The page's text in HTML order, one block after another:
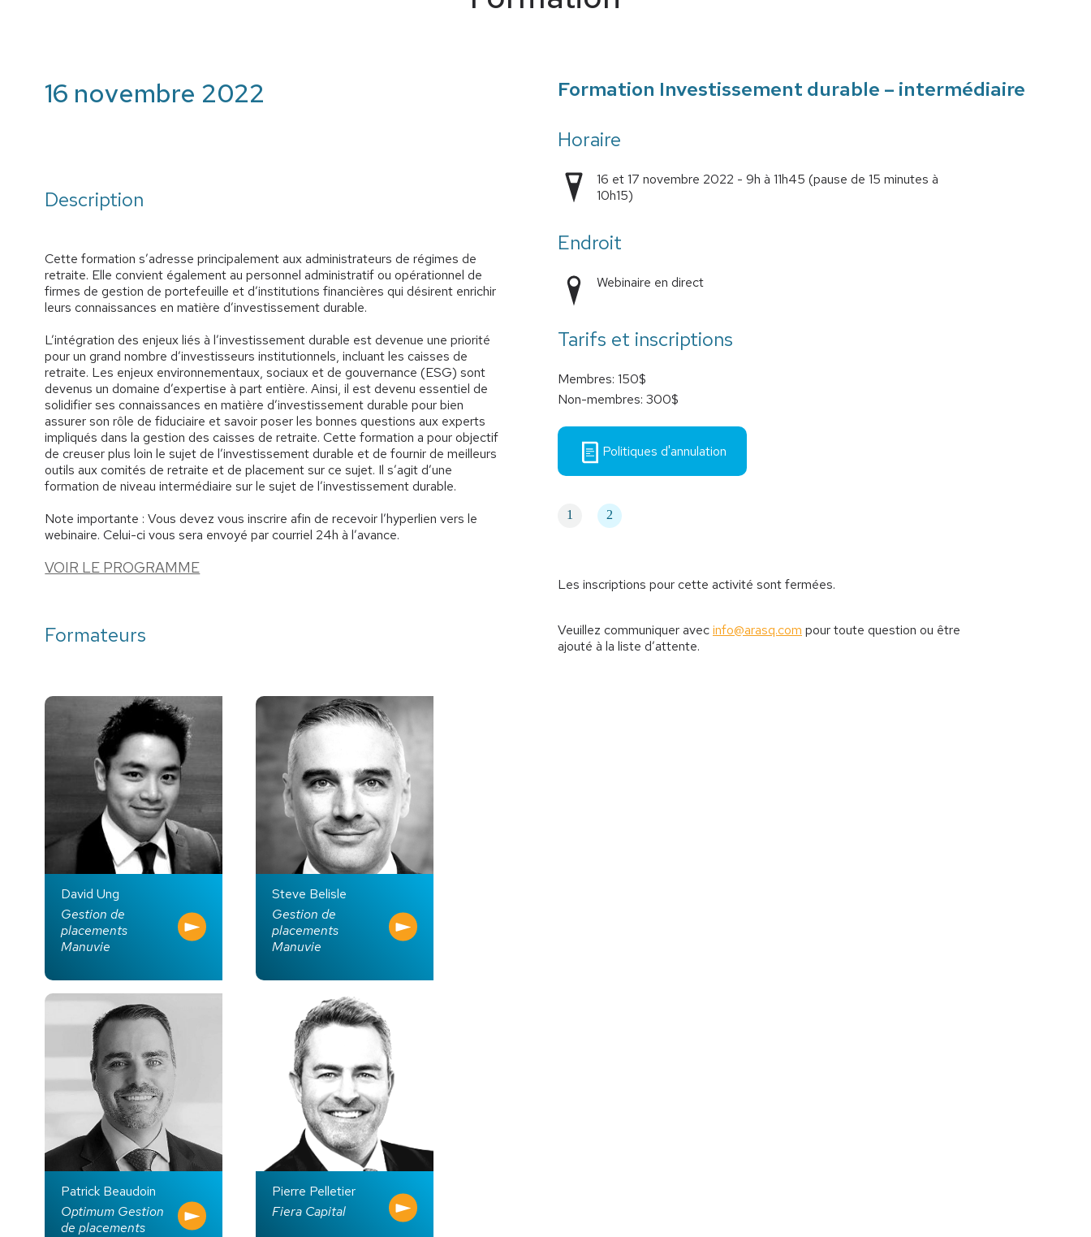
16 novembre 2022
Description
Cette formation s’adresse principalement aux administrateurs de régimes de
retraite. Elle convient également au personnel administratif ou opérationnel de
firmes de gestion de portefeuille et d’institutions financières qui désirent enrichir
leurs connaissances en matière d’investissement durable.
L’intégration des enjeux liés à l’investissement durable est devenue une priorité
pour un grand nombre d’investisseurs institutionnels, incluant les caisses de
retraite. Les enjeux environnementaux, sociaux et de gouvernance (ESG) sont
devenus un domaine d’expertise à part entière. Ainsi, il est devenu essentiel de
solidifier ses connaissances en matière d’investissement durable pour bien
assurer son rôle de fiduciaire et savoir poser les bonnes questions aux experts
impliqués dans la gestion des caisses de retraite. Cette formation a pour objectif
de creuser plus loin le sujet de l’investissement durable et de fournir de meilleurs
outils aux comités de retraite et de placement sur ce sujet. Il s’agit d’une
formation de niveau intermédiaire sur le sujet de l’investissement durable.
Note importante : Vous devez vous inscrire afin de recevoir l’hyperlien vers le
webinaire. Celui-ci vous sera envoyé par courriel 24h à l’avance.
VOIR LE PROGRAMME
Formateurs
David Ung
Gestion de
placements
Manuvie
Steve Belisle
Gestion de
placements
Manuvie
Patrick Beaudoin
Optimum Gestion
de placements
Pierre Pelletier
Fiera Capital
Formation Investissement durable – intermédiaire
Horaire
16 et 17 novembre 2022 - 9h à 11h45 (pause de 15 minutes à
10h15)
Endroit
Webinaire en direct
Tarifs et inscriptions
Membres: 150$
Non-membres: 300$
Politiques d'annulation
1 2
Les inscriptions pour cette activité sont fermées.
Veuillez communiquer avecinfo@arasq.com pour toute question ou être
ajouté à la liste d’attente.